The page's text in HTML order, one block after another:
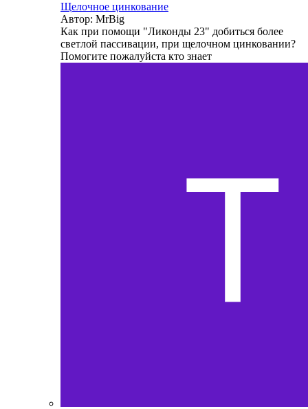
Щелочное цинкование
Автор: MrBig
Как при помощи "Ликонды 23" добиться более
светлой пассивации, при щелочном цинковании?
Помогите пожалуйста кто знает